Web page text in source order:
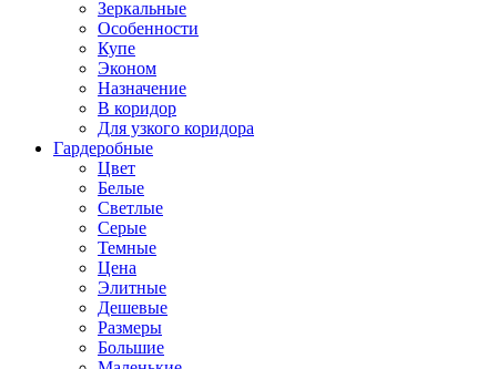
Зеркальные
Особенности
Купе
Эконом
Назначение
В коридор
Для узкого коридора
Гардеробные
Цвет
Белые
Светлые
Серые
Темные
Цена
Элитные
Дешевые
Размеры
Большие